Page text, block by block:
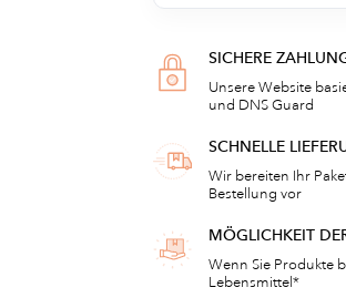
SICHERE
Unsere Website
und DNS Guard
SCHNELLE
Wir bereiten Ihr
Bestellung vor
MÖGLICHKEIT
Wenn Sie Produkte
Lebensmittel*